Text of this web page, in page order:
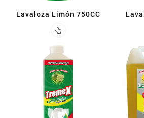
Lavaloza Limón 750CC